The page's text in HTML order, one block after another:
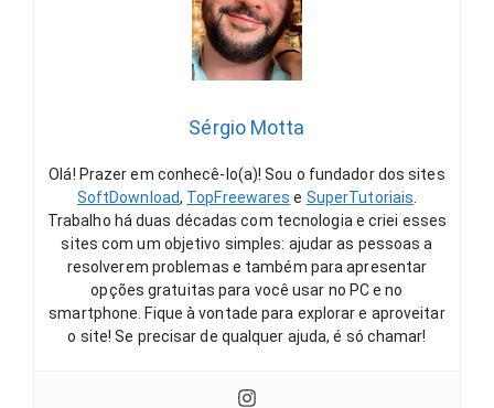
Sérgio Motta
Olá! Prazer em conhecê-lo(a)! Sou o fundador dos sites
SoftDownload, TopFreewares e SuperTutoriais
Trabalho há duas décadas com tecnologia e criei esses
sites com um objetivo simples: ajudar as pessoas a
resolverem problemas e também para apresentar
opções gratuitas para você usar no PC e no
smartphone. Fique à vontade para explorar e aproveitar
o site! Se precisar de qualquer ajuda, é só chamar!